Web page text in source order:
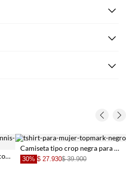
Camiseta regular fit con gráfico en algodón azul claro para mujer
Camiseta tipo crop negra para mujer
30% $ 27.930$ 39.900